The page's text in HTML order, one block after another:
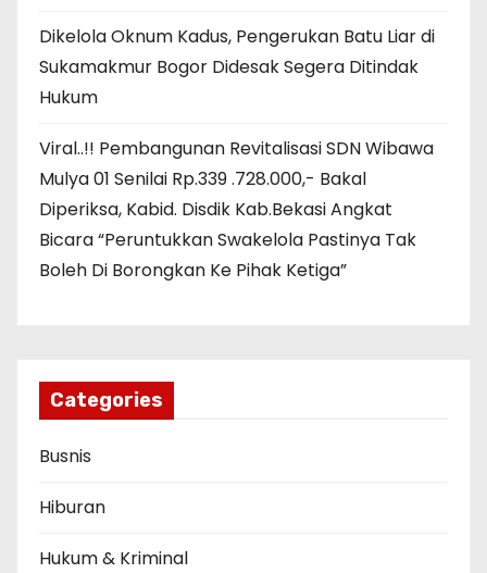
Dikelola Oknum Kadus, Pengerukan Batu Liar di
Sukamakmur Bogor Didesak Segera Ditindak
Hukum
Viral..!! Pembangunan Revitalisasi SDN Wibawa
Mulya 01 Senilai Rp.339 .728.000,- Bakal
Diperiksa, Kabid. Disdik Kab.Bekasi Angkat
Bicara “Peruntukkan Swakelola Pastinya Tak
Boleh Di Borongkan Ke Pihak Ketiga”
Categories
Busnis
Hiburan
Hukum & Kriminal